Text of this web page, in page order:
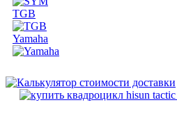
TGB
Yamaha